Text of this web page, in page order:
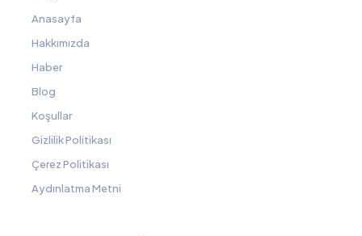
Anasayfa
Hakkımızda
Haber
Blog
Koşullar
Gizlilik Politikası
Çerez Politikası
Aydınlatma Metni